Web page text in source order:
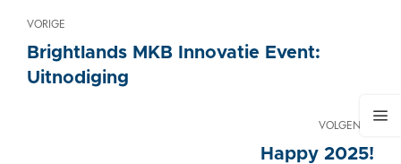
VORIGE
Brightlands MKB Innovatie Event:
Uitnodiging
VOLGENDE
Happy 2025!